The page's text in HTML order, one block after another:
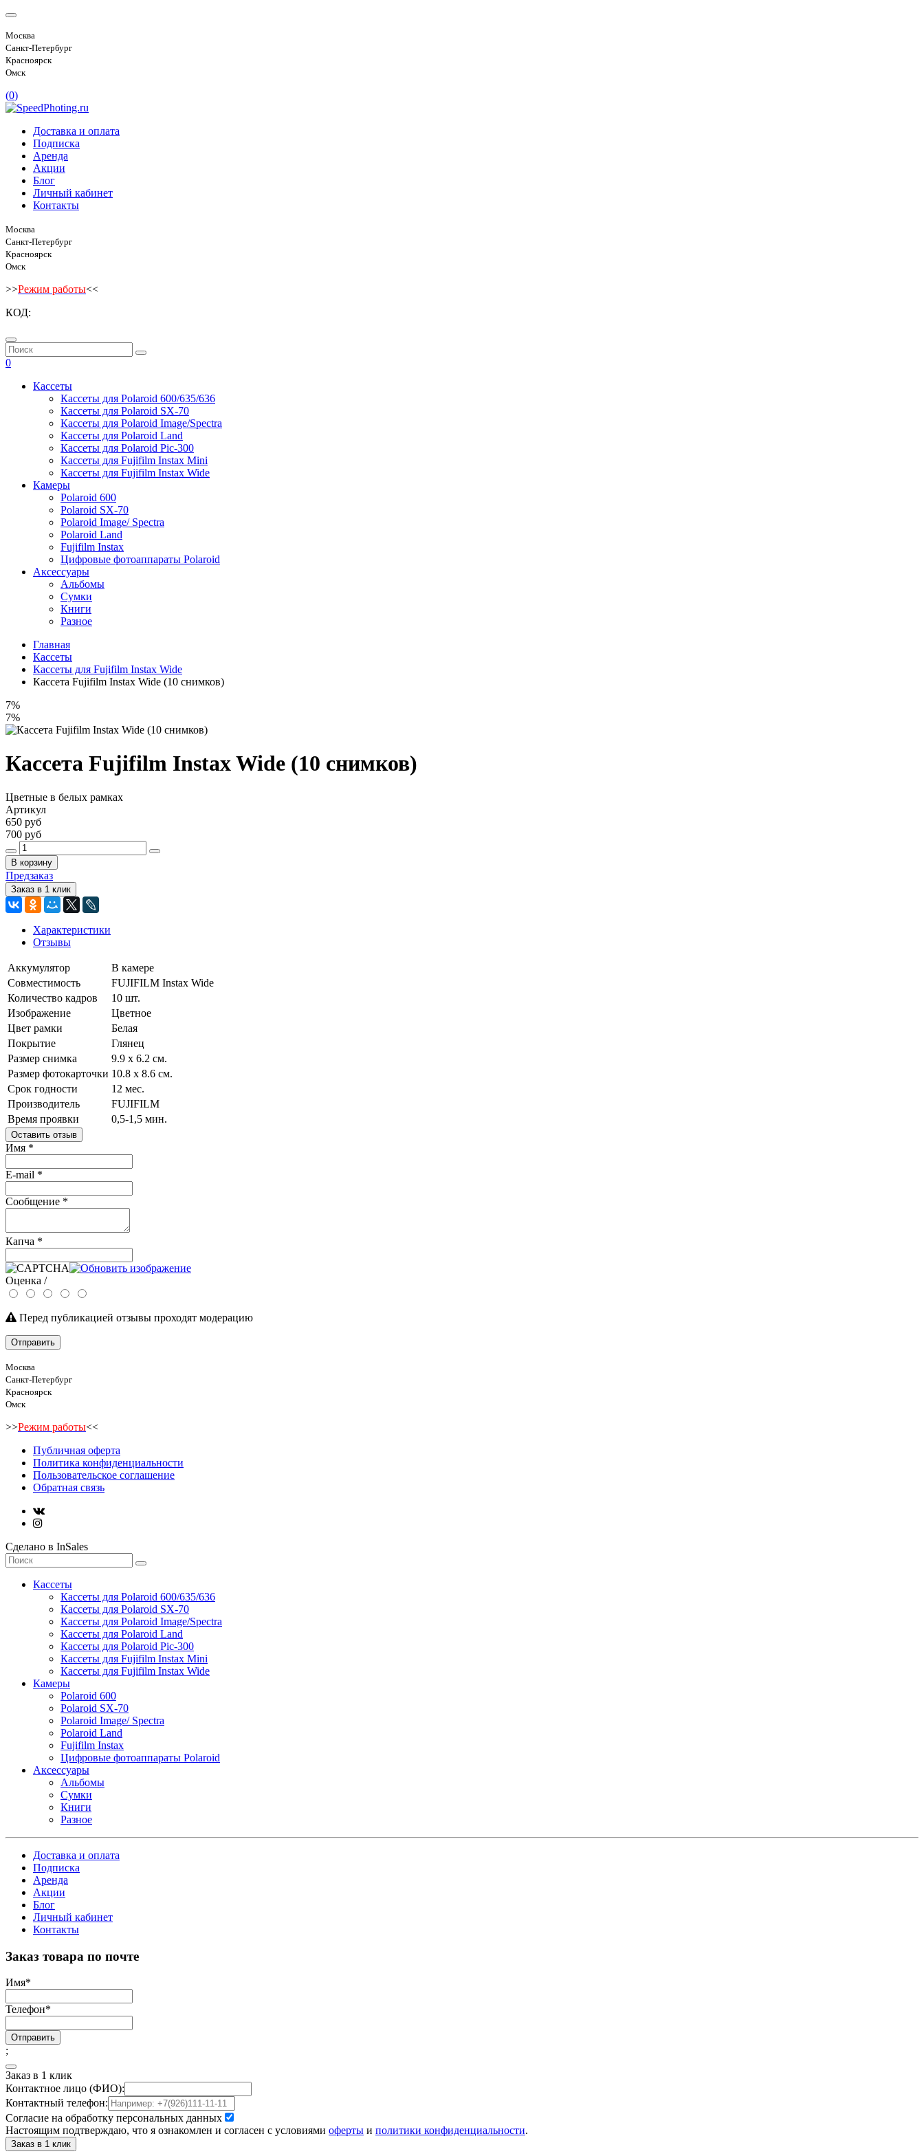
Москва
Санкт-Петербург
Красноярск
Омск
(0)
Доставка и оплата
Подписка
Аренда
Акции
Блог
Личный кабинет
Контакты
Москва
Санкт-Петербург
Красноярск
Омск
>>Режим работы<<
КОД:
0
Кассеты
Кассеты для Polaroid 600/635/636
Кассеты для Polaroid SX-70
Кассеты для Polaroid Image/Spectra
Кассеты для Polaroid Land
Кассеты для Polaroid Pic-300
Кассеты для Fujifilm Instax Mini
Кассеты для Fujifilm Instax Wide
Камеры
Polaroid 600
Polaroid SX-70
Polaroid Image/ Spectra
Polaroid Land
Fujifilm Instax
Цифровые фотоаппараты Polaroid
Аксессуары
Альбомы
Сумки
Книги
Разное
Главная
Кассеты
Кассеты для Fujifilm Instax Wide
Кассета Fujifilm Instax Wide (10 снимков)
7%
7%
Кассета Fujifilm Instax Wide (10 снимков)
Цветные в белых рамках
Артикул
650 руб
700 руб
В корзину
Предзаказ
Заказ в 1 клик
Характеристики
Отзывы
Аккумулятор
В камере
Совместимость
FUJIFILM Instax Wide
Количество кадров
10 шт.
Изображение
Цветное
Цвет рамки
Белая
Покрытие
Глянец
Размер снимка
9.9 х 6.2 cм.
Размер фотокарточки 10.8 х 8.6 cм.
Срок годности
12 мес.
Производитель
FUJIFILM
Время проявки
0,5-1,5 мин.
Оставить отзыв
Имя *
E-mail *
Сообщение *
Капча *
Оценка /
Перед публикацией отзывы проходят модерацию
Отправить
Москва
Санкт-Петербург
Красноярск
Омск
>>Режим работы<<
Публичная оферта
Политика конфиденциальности
Пользовательское соглашение
Обратная связь
Сделано в InSales
Кассеты
Кассеты для Polaroid 600/635/636
Кассеты для Polaroid SX-70
Кассеты для Polaroid Image/Spectra
Кассеты для Polaroid Land
Кассеты для Polaroid Pic-300
Кассеты для Fujifilm Instax Mini
Кассеты для Fujifilm Instax Wide
Камеры
Polaroid 600
Polaroid SX-70
Polaroid Image/ Spectra
Polaroid Land
Fujifilm Instax
Цифровые фотоаппараты Polaroid
Аксессуары
Альбомы
Сумки
Книги
Разное
Доставка и оплата
Подписка
Аренда
Акции
Блог
Личный кабинет
Контакты
Заказ товара по почте
Имя*
Телефон*
Отправить
;
Заказ в 1 клик
Контактное лицо (ФИО):
Контактный телефон:
Согласие на обработку персональных данных
Настоящим подтверждаю, что я ознакомлен и согласен с условиями оферты и политики конфиденциальности.
Заказ в 1 клик